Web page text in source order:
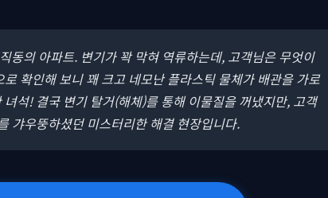
동의 아파트. 변기가 꽉 막혀 역류하는데, 고객님은 무엇이
확인해 보니 꽤 크고 네모난 플라스틱 물체가 배관을 가로
석! 결국 변기 탈거(해체)를 통해 이물질을 꺼냈지만, 고객
갸우뚱하셨던 미스터리한 해결 현장입니다.